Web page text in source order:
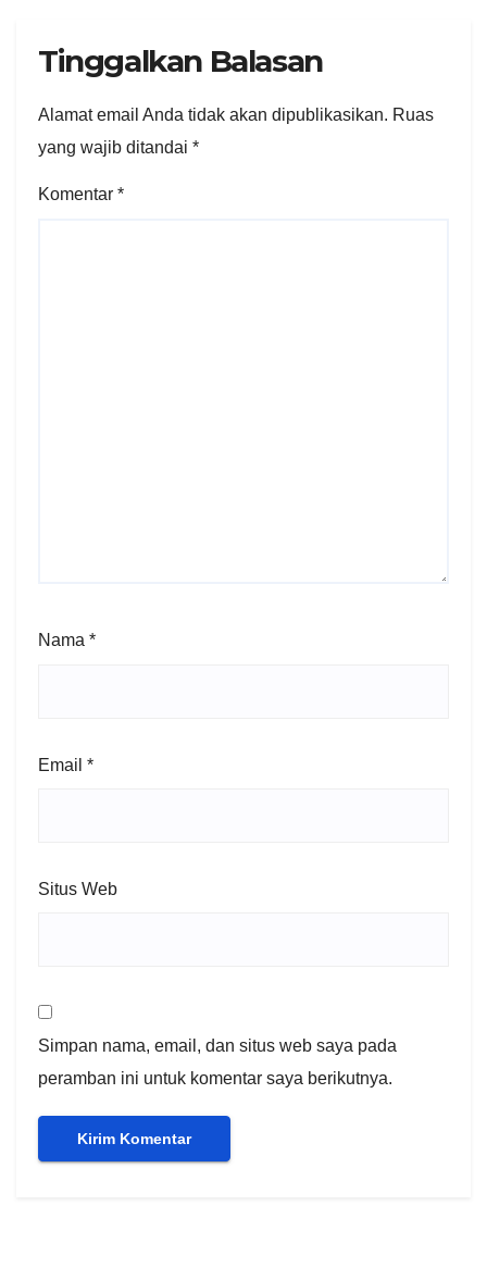
Tinggalkan Balasan
Alamat email Anda tidak akan dipublikasikan. Ruas
yang wajib ditandai *
Komentar *
Nama *
Email *
Situs Web
Simpan nama, email, dan situs web saya pada
peramban ini untuk komentar saya berikutnya.